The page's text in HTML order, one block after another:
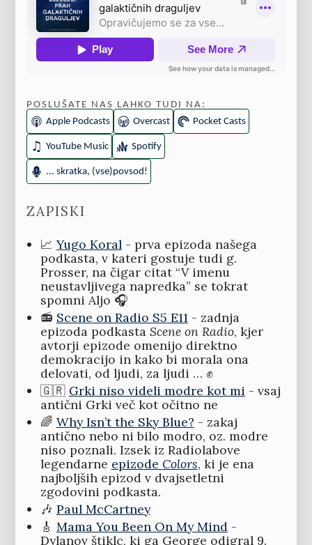
POSLUŠATE NAS LAHKO TUDI NA:
Apple Podcasts
Overcast Pocket Casts
YouTube Music Spotify
... skratka, (vse)povsod!
ZAPISKI
📈 Yugo Koral- prva epizoda našega
podkasta, v kateri gostuje tudi g.
Prosser, na čigar citat “V imenu
neustavljivega napredka” se tokrat
spomni Aljo 🎧
📻 Scene on Radio S5 E11- zadnja
epizoda podkasta Scene on Radio, kjer
avtorji epizode omenijo direktno
demokracijo in kako bi morala ona
delovati, od ljudi, za ljudi … ✊
🇬🇷 Grki niso videli modre kot mi - vsaj
antični Grki več kot očitno ne
🌈 Why Isn’t the Sky Blue? - zakaj
antično nebo ni bilo modro, oz. modre
niso poznali. Izsek iz Radiolabove
legendarne epizode Colors, ki je ena
najboljših epizod v dvajsetletni
zgodovini podkasta.
🎶 Paul McCartney
🎸 Mama You Been On My Mind-
Dylanov štiklc, ki ga George odigral 9.